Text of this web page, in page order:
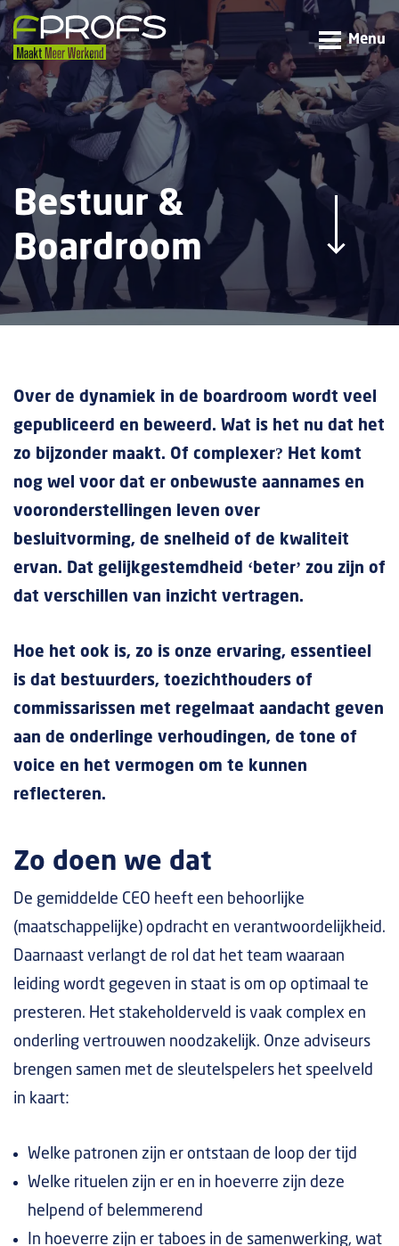
Menu
Bestuur &
Boardroom
Over de dynamiek in de boardroom wordt veel
gepubliceerd en beweerd. Wat is het nu dat het
zo bijzonder maakt. Of complexer? Het komt
nog wel voor dat er onbewuste aannames en
vooronderstellingen leven over
besluitvorming, de snelheid of de kwaliteit
ervan. Dat gelijkgestemdheid ‘beter’ zou zijn of
dat verschillen van inzicht vertragen.
Hoe het ook is, zo is onze ervaring, essentieel
is dat bestuurders, toezichthouders of
commissarissen met regelmaat aandacht geven
aan de onderlinge verhoudingen, de tone of
voice en het vermogen om te kunnen
reflecteren.
Zo doen we dat
De gemiddelde CEO heeft een behoorlijke
(maatschappelijke) opdracht en verantwoordelijkheid.
Daarnaast verlangt de rol dat het team waaraan
leiding wordt gegeven in staat is om op optimaal te
presteren. Het stakeholderveld is vaak complex en
onderling vertrouwen noodzakelijk. Onze adviseurs
brengen samen met de sleutelspelers het speelveld
in kaart:
Welke patronen zijn er ontstaan de loop der tijd
Welke rituelen zijn er en in hoeverre zijn deze
helpend of belemmerend
In hoeverre zijn er taboes in de samenwerking, wat